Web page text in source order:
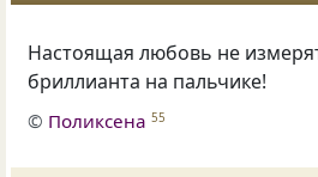
Настоящая любовь не
бриллианта на пальчике!
© Поликсена 55